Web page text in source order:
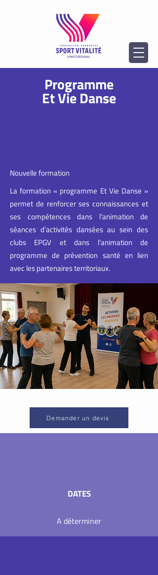
Programme
Et Vie Danse
Nouvelle formation
La formation « programme Et Vie Danse »
permet de renforcer ses connaissances et
ses compétences dans l’animation de
séances d’activités dansées au sein des
clubs EPGV et dans l’animation de
programme de prévention santé en lien
avec les partenaires territoriaux.
Demander un devis
DATES
A déterminer